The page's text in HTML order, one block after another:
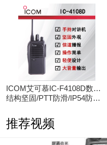
ICOM艾可慕IC-F4108D数字
对讲机
结构坚固/PTT防滑/IP54防护/
推荐视频